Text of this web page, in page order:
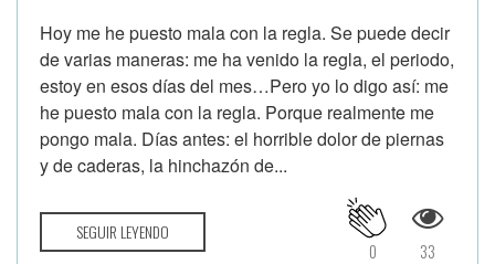
Hoy me he puesto mala con la regla. Se puede decir
de varias maneras: me ha venido la regla, el periodo,
estoy en esos días del mes…Pero yo lo digo así: me
he puesto mala con la regla. Porque realmente me
pongo mala. Días antes: el horrible dolor de piernas
y de caderas, la hinchazón de...
SEGUIR LEYENDO
33
0